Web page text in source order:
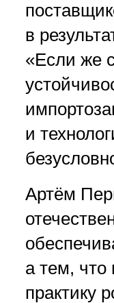
в
«Если же
и
Артём
а тем,
практику